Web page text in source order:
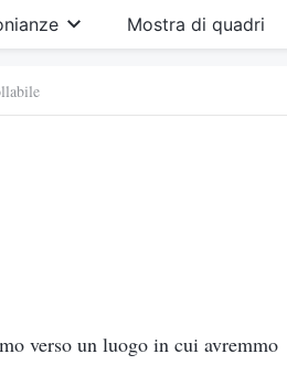
Mostra di quadri
verso un luogo in cui avremmo